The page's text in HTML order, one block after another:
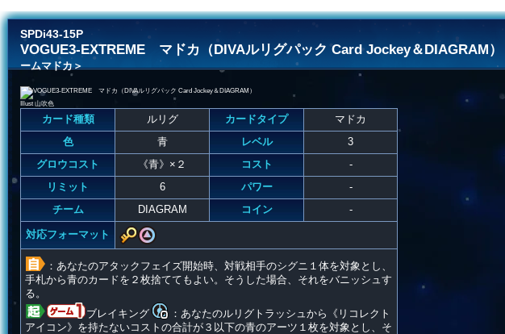
SPDi43-15P
VOGUE3-EXTREME マドカ（DIVAルリグパック Card Jockey＆DIAGRAM）
ームマドカ＞
Illust 山吹色
カード種類 ルリグ カードタイプ
マドカ
色
青 レベル
3
グロウコスト
《青》×２ コスト
-
リミット
6 パワー
-
チーム
DIAGRAM コイン -
対応フォーマット
：あなたのアタックフェイズ開始時、対戦相手のシグニ１体を対象とし、
手札から青のカードを２枚捨ててもよい。そうした場合、それをバニッシュす
る。
ブレイキング
：あなたのルリグトラッシュから《リコレクト
アイコン》を持たないコストの合計が３以下の青のアーツ１枚を対象とし、そ